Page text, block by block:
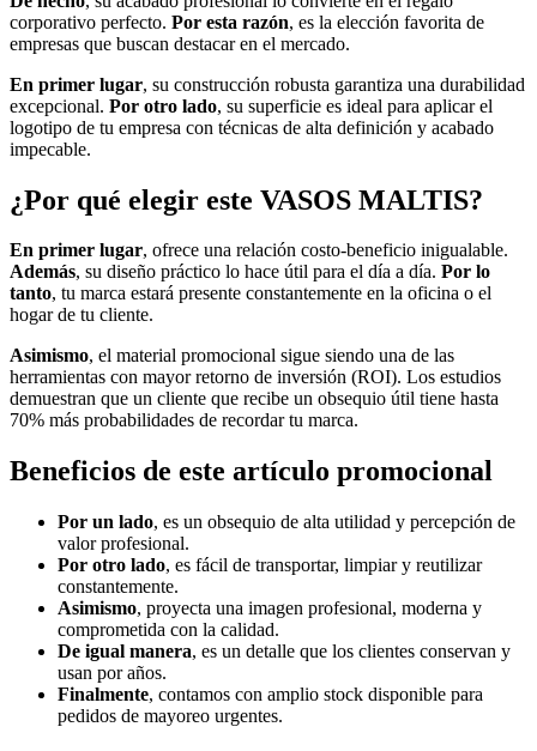
corporativo perfecto. Por esta razón, es la elección favorita de
empresas que buscan destacar en el mercado.
En primer lugar, su construcción robusta garantiza una durabilidad
excepcional. Por otro lado, su superficie es ideal para aplicar el
logotipo de tu empresa con técnicas de alta definición y acabado
impecable.
¿Por qué elegir este VASOS MALTIS?
En primer lugar, ofrece una relación costo-beneficio inigualable.
Además, su diseño práctico lo hace útil para el día a día. Por lo
tanto, tu marca estará presente constantemente en la oficina o el
hogar de tu cliente.
Asimismo, el material promocional sigue siendo una de las
herramientas con mayor retorno de inversión (ROI). Los estudios
demuestran que un cliente que recibe un obsequio útil tiene hasta
70% más probabilidades de recordar tu marca.
Beneficios de este artículo promocional
Por un lado, es un obsequio de alta utilidad y percepción de
valor profesional.
Por otro lado, es fácil de transportar, limpiar y reutilizar
constantemente.
Asimismo, proyecta una imagen profesional, moderna y
comprometida con la calidad.
De igual manera, es un detalle que los clientes conservan y
usan por años.
Finalmente, contamos con amplio stock disponible para
pedidos de mayoreo urgentes.